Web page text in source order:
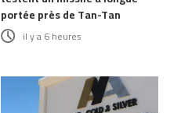
portée près de Tan-Tan
il y a 6 heures